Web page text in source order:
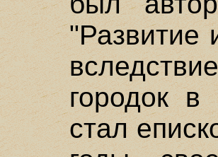
"Развитие
городок
стал